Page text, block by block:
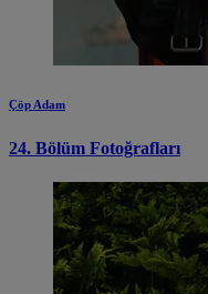
Çöp Adam
24. Bölüm Fotoğrafları